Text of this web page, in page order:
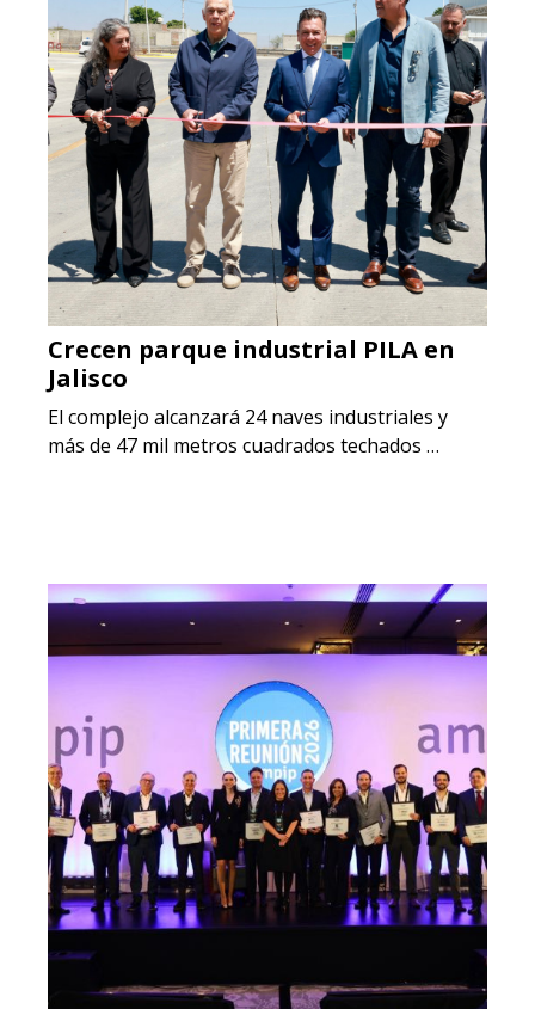
Crecen parque industrial PILA en
Jalisco
El complejo alcanzará 24 naves industriales y
más de 47 mil metros cuadrados techados …